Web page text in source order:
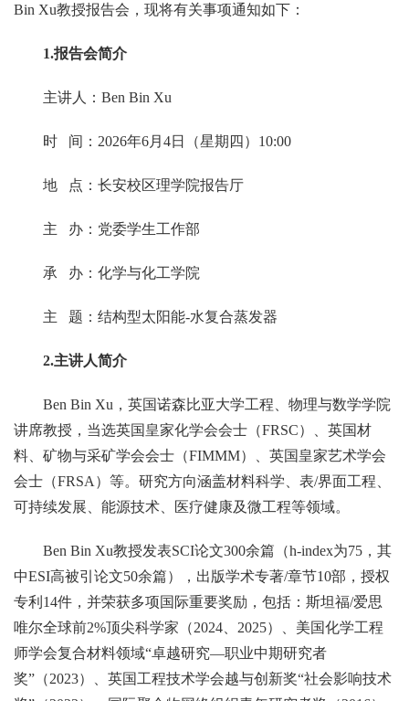
Bin Xu教授报告会，现将有关事项通知如下：
1.报告会简介
主讲人：Ben Bin Xu
时 间：2026年6月4日（星期四）10:00
地 点：长安校区理学院报告厅
主 办：党委学生工作部
承 办：化学与化工学院
主 题：结构型太阳能-水复合蒸发器
2.主讲人简介
Ben Bin Xu，英国诺森比亚大学工程、物理与数学学院
讲席教授，当选英国皇家化学会会士（FRSC）、英国材
料、矿物与采矿学会会士（FIMMM）、英国皇家艺术学会
会士（FRSA）等。研究方向涵盖材料科学、表/界面工程、
可持续发展、能源技术、医疗健康及微工程等领域。
Ben Bin Xu教授发表SCI论文300余篇（h-index为75，其
中ESI高被引论文50余篇），出版学术专著/章节10部，授权
专利14件，并荣获多项国际重要奖励，包括：斯坦福/爱思
唯尔全球前2%顶尖科学家（2024、2025）、美国化学工程
师学会复合材料领域“卓越研究—职业中期研究者
奖”（2023）、英国工程技术学会越与创新奖“社会影响技术